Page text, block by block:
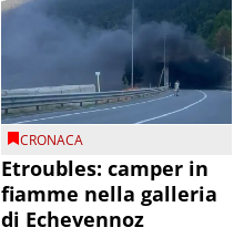
CRONACA
Etroubles: camper in
fiamme nella galleria
di Echevennoz